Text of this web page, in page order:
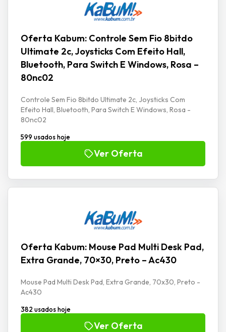
Oferta Kabum: Controle Sem Fio 8bitdo
Ultimate 2c, Joysticks Com Efeito Hall,
Bluetooth, Para Switch E Windows, Rosa –
80nc02
Controle Sem Fio 8bitdo Ultimate 2c, Joysticks Com
Efeito Hall, Bluetooth, Para Switch E Windows, Rosa -
80nc02
599 usados hoje
Ver Oferta
Oferta Kabum: Mouse Pad Multi Desk Pad,
Extra Grande, 70×30, Preto – Ac430
Mouse Pad Multi Desk Pad, Extra Grande, 70x30, Preto -
Ac430
382 usados hoje
Ver Oferta